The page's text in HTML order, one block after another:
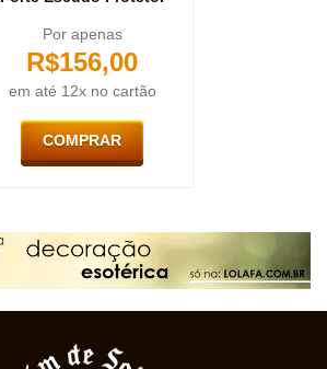
Por apenas
R$156,00
em até 12x no cartão
COMPRAR